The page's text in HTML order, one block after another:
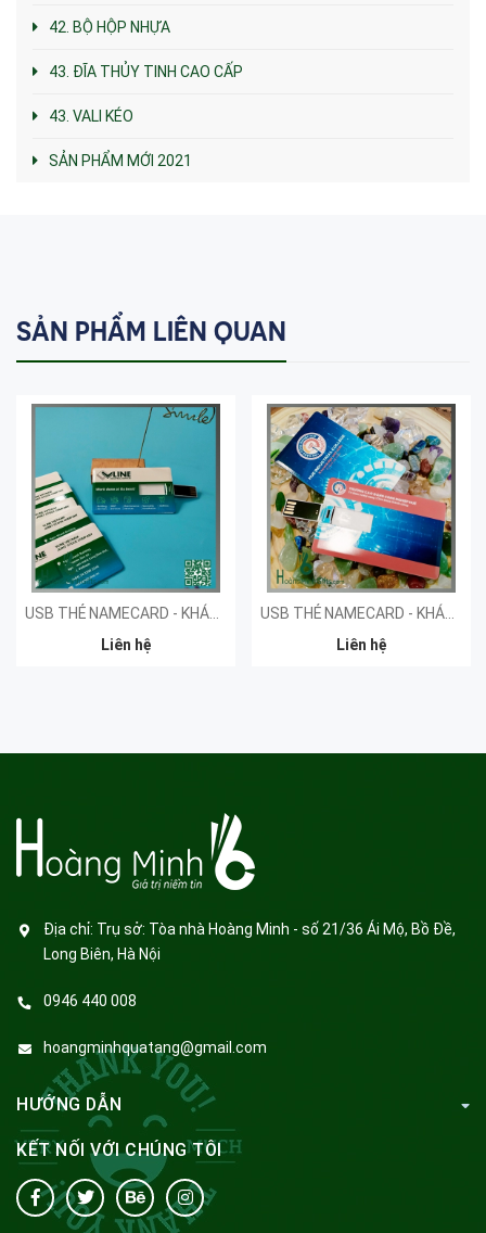
42. BỘ HỘP NHỰA
43. ĐĨA THỦY TINH CAO CẤP
43. VALI KÉO
SẢN PHẨM MỚI 2021
SẢN PHẨM LIÊN QUAN
Liên hệ
Liên hệ
Địa chỉ: Trụ sở: Tòa nhà Hoàng Minh - số 21/36 Ái Mộ, Bồ Đề,
Long Biên, Hà Nội
0946 440 008
hoangminhquatang@gmail.com
HƯỚNG DẪN
KẾT NỐI VỚI CHÚNG TÔI